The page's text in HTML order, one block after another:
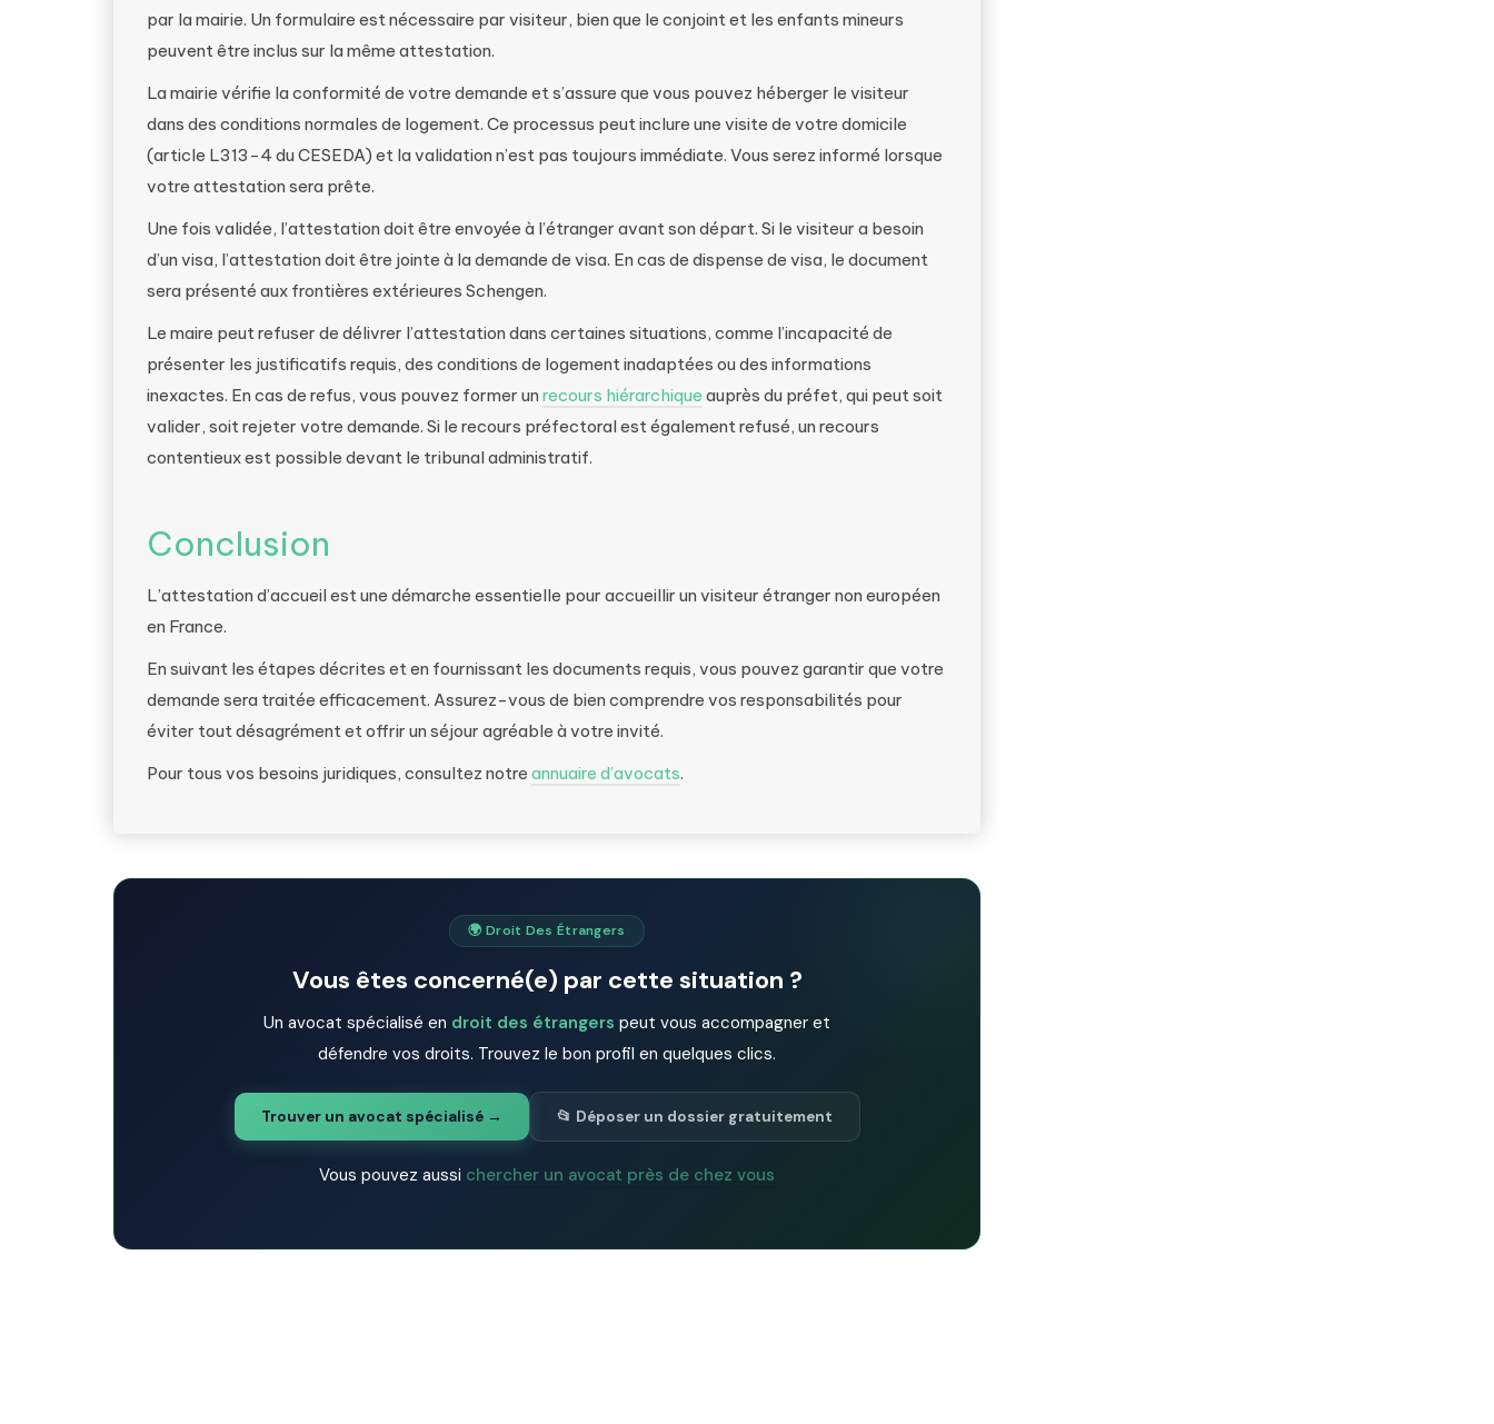
par la mairie. Un formulaire est nécessaire par visiteur, bien que le conjoint et les enfants mineurs
peuvent être inclus sur la même attestation.
La mairie vérifie la conformité de votre demande et s’assure que vous pouvez héberger le visiteur
dans des conditions normales de logement. Ce processus peut inclure une visite de votre domicile
(article L313-4 du CESEDA) et la validation n’est pas toujours immédiate. Vous serez informé lorsque
votre attestation sera prête.
Une fois validée, l’attestation doit être envoyée à l’étranger avant son départ. Si le visiteur a besoin
d’un visa, l’attestation doit être jointe à la demande de visa. En cas de dispense de visa, le document
sera présenté aux frontières extérieures Schengen.
Le maire peut refuser de délivrer l’attestation dans certaines situations, comme l’incapacité de
présenter les justificatifs requis, des conditions de logement inadaptées ou des informations
inexactes. En cas de refus, vous pouvez former un recours hiérarchique auprès du préfet, qui peut soit
valider, soit rejeter votre demande. Si le recours préfectoral est également refusé, un recours
contentieux est possible devant le tribunal administratif.
Conclusion
L’attestation d’accueil est une démarche essentielle pour accueillir un visiteur étranger non européen
en France.
En suivant les étapes décrites et en fournissant les documents requis, vous pouvez garantir que votre
demande sera traitée efficacement. Assurez-vous de bien comprendre vos responsabilités pour
éviter tout désagrément et offrir un séjour agréable à votre invité.
Pour tous vos besoins juridiques, consultez notre annuaire d’avocats.
🌍 Droit Des Étrangers
Vous êtes concerné(e) par cette situation ?
Un avocat spécialisé en droit des étrangers peut vous accompagner et
défendre vos droits. Trouvez le bon profil en quelques clics.
Trouver un avocat spécialisé → 📂 Déposer un dossier gratuitement
Vous pouvez aussi chercher un avocat près de chez vous